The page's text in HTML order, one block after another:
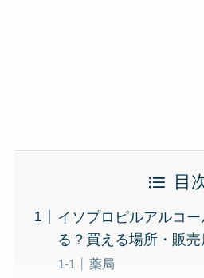
目
イソプロピルアルコ
る？買える場所・販
薬局